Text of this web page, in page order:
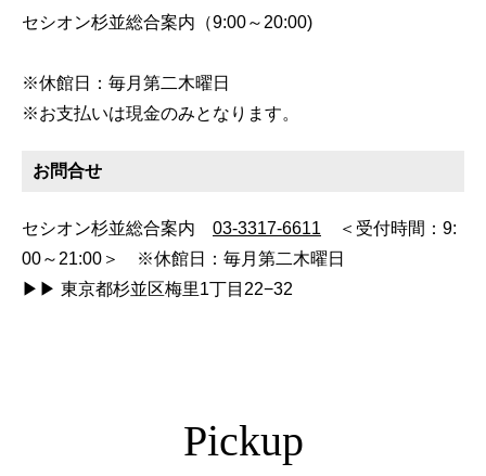
セシオン杉並総合案内（9:00～20:00)
※休館日：毎月第二木曜日
※お支払いは現金のみとなります。
お問合せ
セシオン杉並総合案内 03-3317-6611 ＜受付時間：9:
00～21:00＞ ※休館日：毎月第二木曜日
▶▶ 東京都杉並区梅里1丁目22−32
Pickup